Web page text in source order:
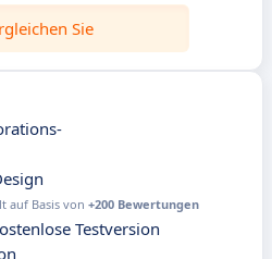
Sie
auf Basis von +200 Bewertungen
Testversion